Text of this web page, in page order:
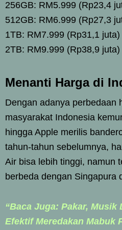
256GB: RM5.999 (Rp23,4
512GB: RM6.999 (Rp27,3
1TB: RM7.999 (Rp31,1 juta)
2TB: RM9.999 (Rp38,9 juta)
Menanti Harga di
Dengan adanya perbedaan
masyarakat Indonesia
hingga Apple merilis
tahun-tahun sebelumnya,
Air bisa lebih tinggi, namun
berbeda dengan Singapura
“Baca Juga: Pakar, Musik
Efektif Meredakan Mabuk